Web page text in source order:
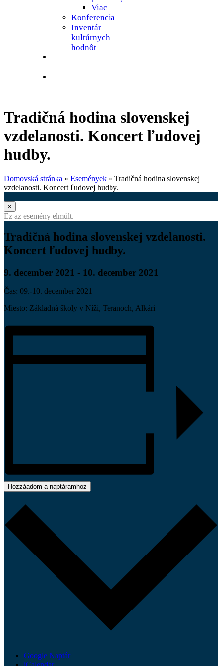
Viac
Konferencia
Inventár
kultúrnych
hodnôt
Tradičná hodina slovenskej
vzdelanosti. Koncert ľudovej
hudby.
Domovská stránka » Események » Tradičná hodina slovenskej
vzdelanosti. Koncert ľudovej hudby.
×
Ez az esemény elmúlt.
Tradičná hodina slovenskej vzdelanosti.
Koncert ľudovej hudby.
9. december 2021 - 10. december 2021
Čas: 09.-10. december 2021
Miesto: Základná školy v Níži, Teranoch, Alkári
Hozzáadom a naptáramhoz
Google Naptár
iCalendar